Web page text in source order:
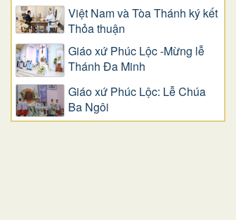
Việt Nam và Tòa Thánh ký kết
Thỏa thuận
Giáo xứ Phúc Lộc -Mừng lễ
Thánh Đa Minh
Giáo xứ Phúc Lộc: Lễ Chúa
Ba Ngôi